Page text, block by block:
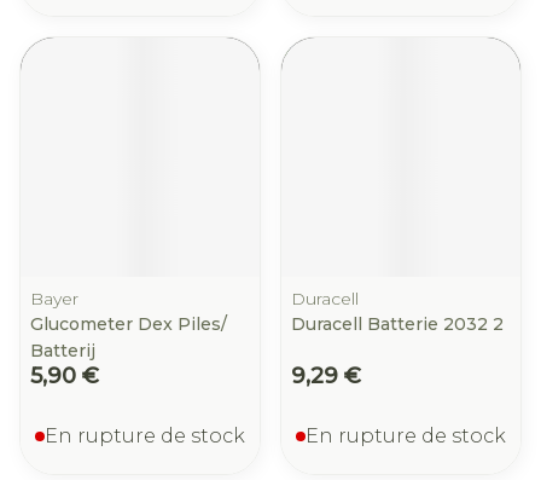
Bayer
Glucometer Dex Piles/
Batterij
5,90 €
En rupture de stock
Duracell
Duracell Batterie 2032 2
9,29 €
En rupture de stock